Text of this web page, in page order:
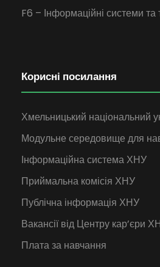
F6 – Інформаційні системи та
Корисні посилання
Хмельницький національний
Модульне середовище для
Інформаційна система ХНУ
Приймальна комісія ХНУ
Публічна інформація ХНУ
Вакансії від Центру кар’єри
Плата за навчання